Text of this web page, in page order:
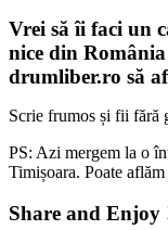
Vrei să îi faci un
nice din
drumliber.ro să
Scrie frumos și fii fără
PS: Azi mergem la o
Timișoara. Poate
Share and Enjoy